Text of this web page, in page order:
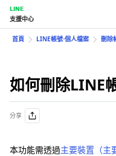
LINE
支援中心
首頁 LINE帳號⋅個人檔案 刪除
如何刪除LINE
分享
本功能需透過主要裝置（主